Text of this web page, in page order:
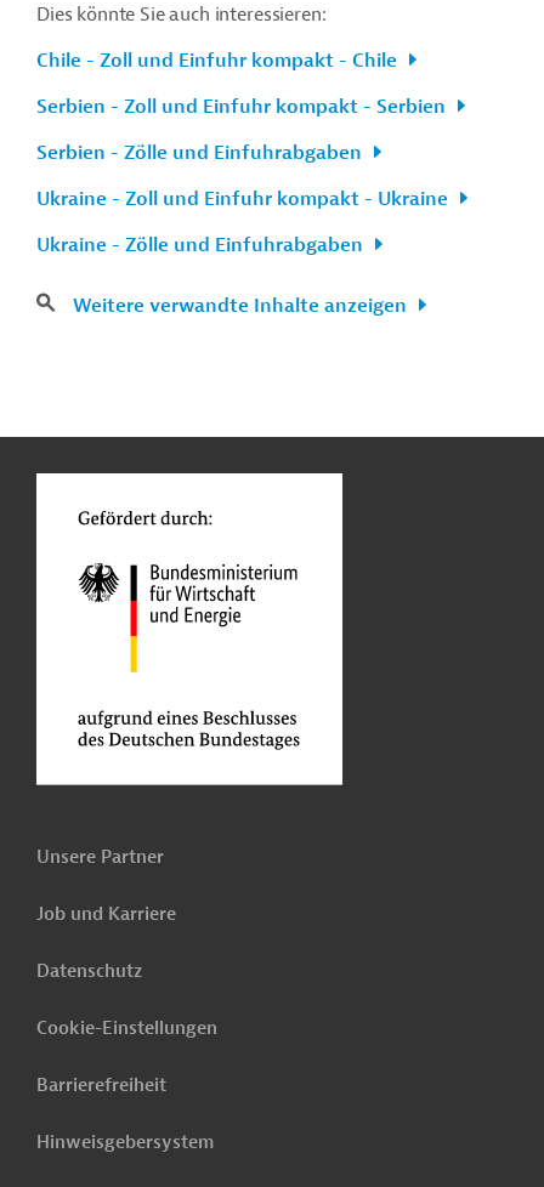
Dies könnte Sie auch interessieren:
Chile - Zoll und Einfuhr kompakt - Chile
Serbien - Zoll und Einfuhr kompakt - Serbien
Serbien - Zölle und Einfuhrabgaben
Ukraine - Zoll und Einfuhr kompakt - Ukraine
Ukraine - Zölle und Einfuhrabgaben
Weitere verwandte Inhalte anzeigen
Unsere Partner
Job und Karriere
Datenschutz
Cookie-Einstellungen
Barrierefreiheit
Hinweisgebersystem